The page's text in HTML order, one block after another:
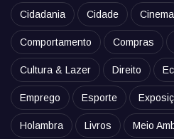
Cidadania Cidade Cinema
Comportamento Compras
Cultura & Lazer Direito
Emprego Esporte
Holambra Livros Meio